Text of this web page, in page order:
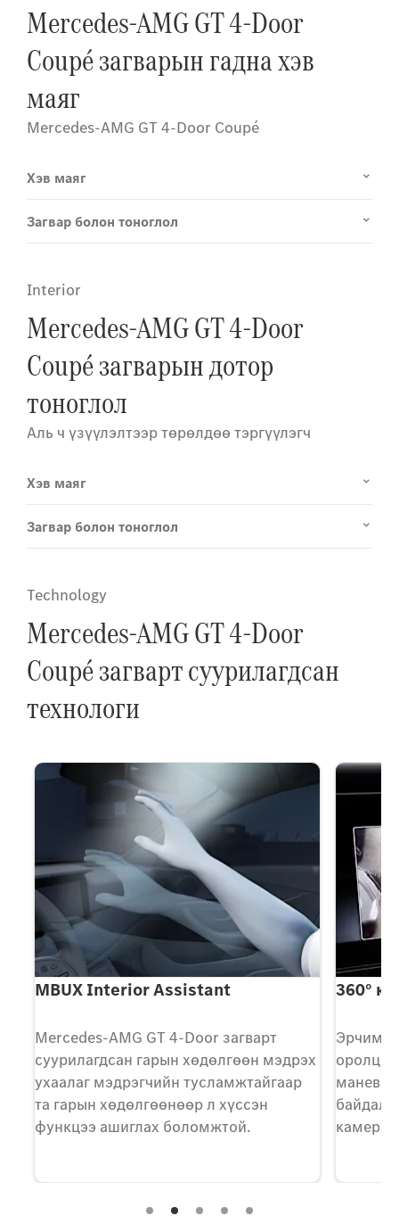
Mercedes-AMG GT 4-Door
Coupé загварын гадна хэв
маяг
Mercedes-AMG GT 4-Door Coupé
Хэв маяг
Загвар болон тоноглол
Interior
Mercedes-AMG GT 4-Door
Coupé загварын дотор
тоноглол
Аль ч үзүүлэлтээр төрөлдөө тэргүүлэгч
Хэв маяг
Загвар болон тоноглол
Technology
Mercedes-AMG GT 4-Door
Coupé загварт суурилагдсан
технологи
MBUX Interior Assistant
Mercedes-AMG GT 4-Door загварт
суурилагдсан гарын хөдөлгөөн мэдрэх
ухаалаг мэдрэгчийн тусламжтайгаар
та гарын хөдөлгөөнөөр л хүссэн
функцээ ашиглах боломжтой.
360°
Эрчим
маневр
камер